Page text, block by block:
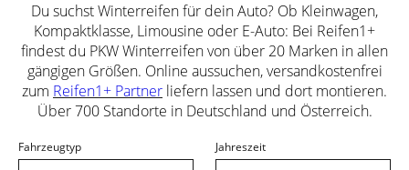
Du suchst Winterreifen für dein Auto? Ob Kleinwagen,
Kompaktklasse, Limousine oder E-Auto: Bei Reifen1+
findest du PKW Winterreifen von über 20 Marken in allen
gängigen Größen. Online aussuchen, versandkostenfrei
zum Reifen1+ Partner liefern lassen und dort montieren.
Über 700 Standorte in Deutschland und Österreich.
Fahrzeugtyp Jahreszeit